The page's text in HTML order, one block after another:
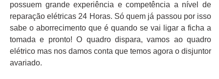
possuem grande experiência e competência a nível de
reparação elétricas 24 Horas. Só quem já passou por isso
sabe o aborrecimento que é quando se vai ligar a ficha a
tomada e pronto! O quadro dispara, vamos ao quadro
elétrico mas nos damos conta que temos agora o disjuntor
avariado.